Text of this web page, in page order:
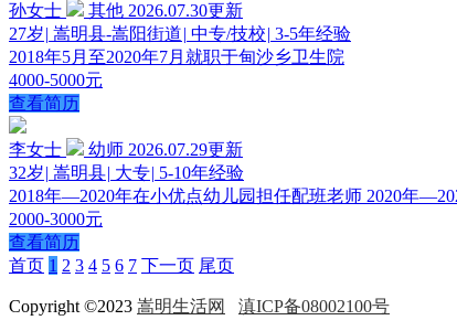
孙女士 其他 2026.07.30更新
27岁| 嵩明县-嵩阳街道| 中专/技校| 3-5年经验
2018年5月至2020年7月就职于甸沙乡卫生院
4000-5000元
查看简历
李女士 幼师 2026.07.29更新
32岁| 嵩明县| 大专| 5-10年经验
2018年—2020年在小优点幼儿园担任配班老师 2020年
2000-3000元
查看简历
首页 1 2 3 4 5 6 7 下一页 尾页
Copyright ©2023 嵩明生活网 滇ICP备08002100号